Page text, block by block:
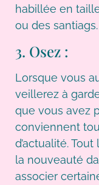
habillée en
ou des santiags.
3. Osez :
Lorsque vous
veillerez à
que vous avez
conviennent
d’actualité.
la nouveauté
associer